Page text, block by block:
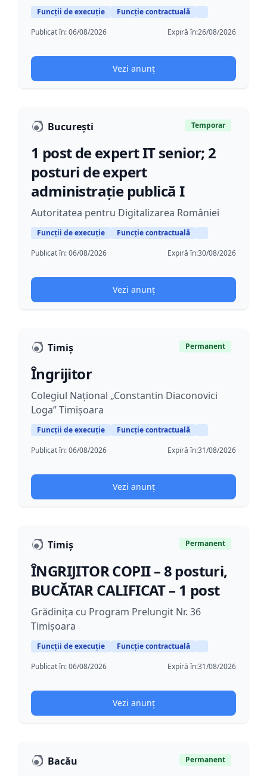
Funcții de execuție
Funcție contractuală
Publicat în:06/08/2026 Expiră în:26/08/2026
Vezi anunț
București Temporar
1 post de expert IT senior; 2
posturi de expert
administrație publică I
Autoritatea pentru Digitalizarea României
Funcții de execuție
Funcție contractuală
Publicat în:06/08/2026 Expiră în:30/08/2026
Vezi anunț
Timiș Permanent
Îngrijitor
Colegiul Național „Constantin Diaconovici
Loga” Timișoara
Funcții de execuție
Funcție contractuală
Publicat în:06/08/2026 Expiră în:31/08/2026
Vezi anunț
Timiș Permanent
ÎNGRIJITOR COPII – 8 posturi,
BUCĂTAR CALIFICAT – 1 post
Grădinița cu Program Prelungit Nr. 36
Timișoara
Funcții de execuție
Funcție contractuală
Publicat în:06/08/2026 Expiră în:31/08/2026
Vezi anunț
Bacău Permanent